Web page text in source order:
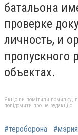
батальона
проверке
личность, и
пропускного
объектах.
Якщо ви помітили помилку,
повідомити про це редакцію
#тероборона #мэрия